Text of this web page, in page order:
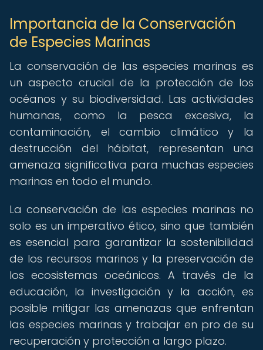
Importancia de la Conservación
de Especies Marinas
La conservación de las especies marinas es
un aspecto crucial de la protección de los
océanos y su biodiversidad. Las actividades
humanas, como la pesca excesiva, la
contaminación, el cambio climático y la
destrucción del hábitat, representan una
amenaza significativa para muchas especies
marinas en todo el mundo.
La conservación de las especies marinas no
solo es un imperativo ético, sino que también
es esencial para garantizar la sostenibilidad
de los recursos marinos y la preservación de
los ecosistemas oceánicos. A través de la
educación, la investigación y la acción, es
posible mitigar las amenazas que enfrentan
las especies marinas y trabajar en pro de su
recuperación y protección a largo plazo.